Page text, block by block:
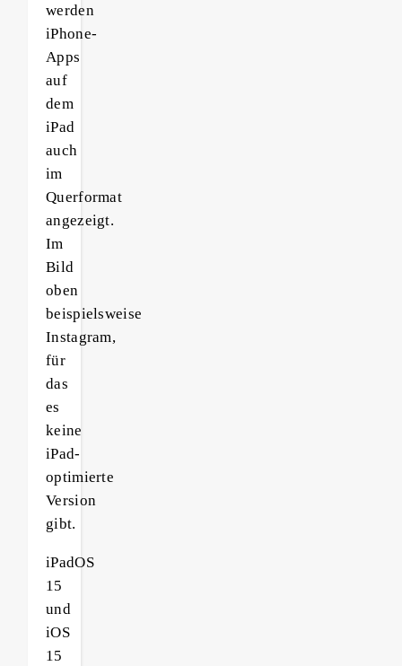
werden
iPhone-
Apps
auf
dem
iPad
auch
im
Querformat
angezeigt.
Im
Bild
oben
beispielsweise
Instagram,
für
das
es
keine
iPad-
optimierte
Version
gibt.
iPadOS
15
und
iOS
15